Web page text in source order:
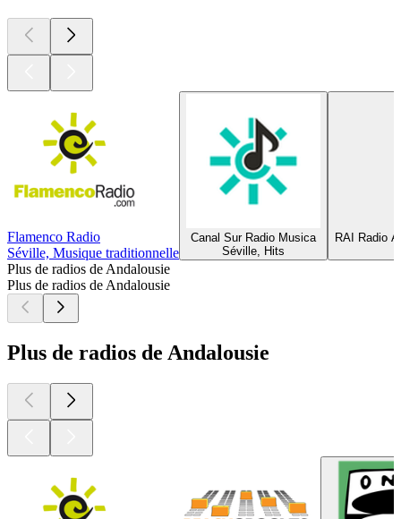
Flamenco Radio
Séville, Musique traditionnelle
Canal Sur Radio Musica
Séville, Hits
RAI Radio
Plus de radios de Andalousie
Plus de radios de Andalousie
Plus de radios de Andalousie